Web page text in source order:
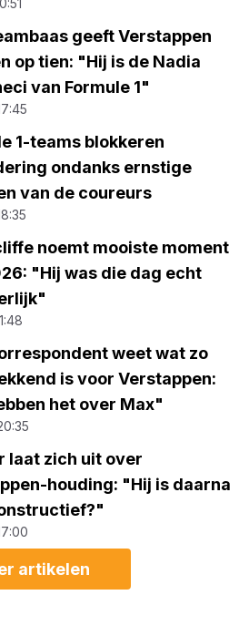
geeft Verstappen
op tien: "Hij is de Nadia
van Formule 1"
1-teams blokkeren
ondanks ernstige
van de coureurs
noemt mooiste moment
"Hij was die dag echt
weet wat zo
is voor Verstappen:
het over Max"
laat zich uit over
houding: "Hij is daarna
artikelen